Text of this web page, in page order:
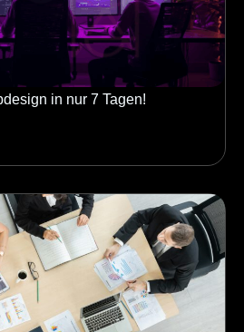
in nur 7 Tagen!